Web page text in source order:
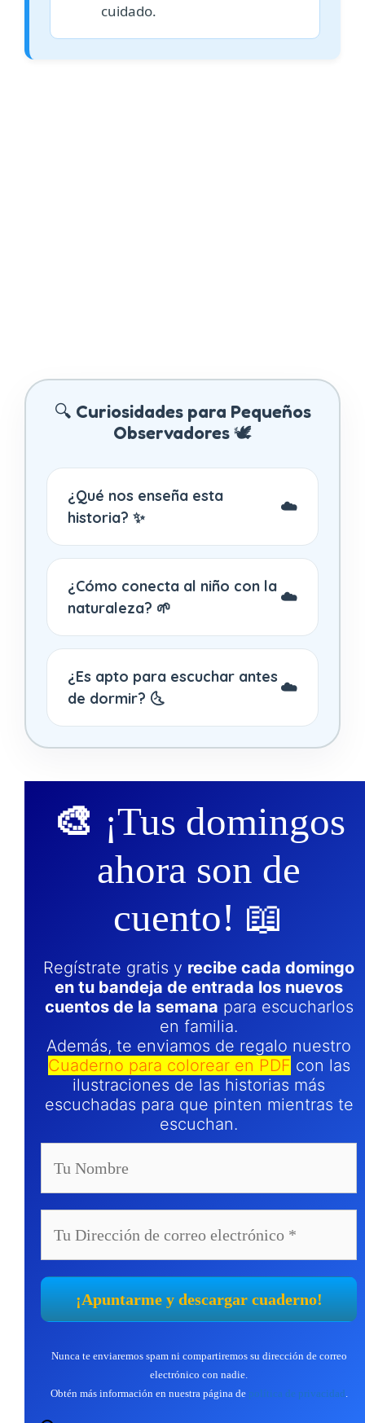
cuidado.
🔍 Curiosidades para Pequeños
Observadores 🕊️
¿Qué nos enseña esta
historia? ✨
¿Cómo conecta al niño con la
naturaleza? 🌱
¿Es apto para escuchar antes
de dormir? 🌜
🎨 ¡Tus domingos
ahora son de
cuento! 📖
Regístrate gratis y recibe cada domingo
en tu bandeja de entrada los nuevos
cuentos de la semana para escucharlos
en familia.
Además, te enviamos de regalo nuestro
Cuaderno para colorear en PDF con las
ilustraciones de las historias más
escuchadas para que pinten mientras te
escuchan.
Nunca te enviaremos spam ni compartiremos su dirección de correo
electrónico con nadie.
Obtén más información en nuestra página de política de privacidad